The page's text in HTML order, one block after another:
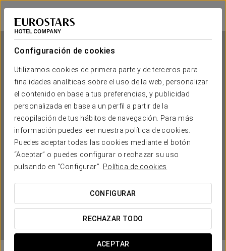
Configuración de cookies
Utilizamos cookies de primera parte y de terceros para
finalidades analíticas sobre el uso de la web, personalizar
el contenido en base a tus preferencias, y publicidad
personalizada en base a un perfil a partir de la
recopilación de tus hábitos de navegación. Para más
información puedes leer nuestra política de cookies.
Puedes aceptar todas las cookies mediante el botón
“Aceptar” o puedes configurar o rechazar su uso
pulsando en “Configurar”.
Política de cookies
CONFIGURAR
RECHAZAR TODO
ACEPTAR
Dorma Alfonso VIII
CÁCERES - PLASENCIA
Dorma Alfonso VIII
CÁCERES - PLASENCIA
¿CUÁNDO QUIERES IR?